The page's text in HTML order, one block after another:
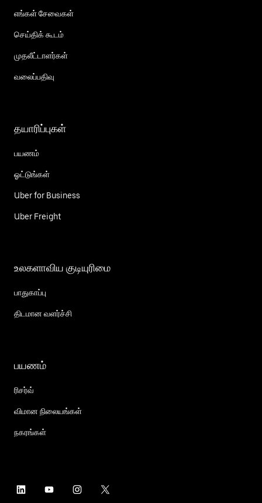
எங்கள் சேவைகள்
செய்திக் கூடம்
முதலீட்டாளர்கள்
வலைப்பதிவு
தயாரிப்புகள்
பயணம்
ஓட்டுங்கள்
Uber for Business
Uber Freight
உலகளாவிய குடியுரிமை
பாதுகாப்பு
திடமான வளர்ச்சி
பயணம்
ரிசர்வ்
விமான நிலையங்கள்
நகரங்கள்